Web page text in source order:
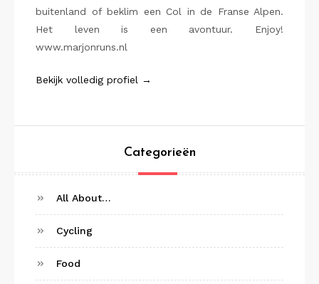
buitenland of beklim een Col in de Franse Alpen.
Het leven is een avontuur. Enjoy!
www.marjonruns.nl
Bekijk volledig profiel →
Categorieën
All About…
Cycling
Food